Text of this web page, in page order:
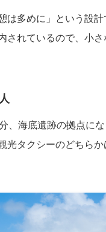
多めに」という設
れているので、小
、海底遺跡の拠点に
タクシーのどちら